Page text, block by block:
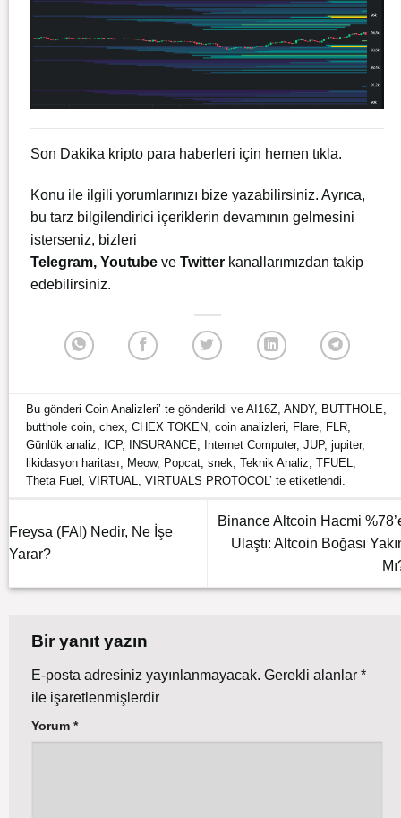
Son Dakika kripto para haberleri için hemen tıkla.
Konu ile ilgili yorumlarınızı bize yazabilirsiniz. Ayrıca,
bu tarz bilgilendirici içeriklerin devamının gelmesini
isterseniz, bizleri
Telegram, Youtube ve Twitter kanallarımızdan takip
edebilirsiniz.
Bu gönderiCoin Analizleri’ te gönderildi veAI16Z ,ANDY, BUTTHOLE
butthole coin ,chex ,CHEX TOKEN ,coin analizleri Flare FLR
Günlük analiz
ICP, INSURANCE Internet Computer,JUP,jupiter,
likidasyon haritası
Meow, Popcat ,snek ,Teknik Analiz ,TFUEL
Theta Fuel
,VIRTUAL ,VIRTUALS PROTOCOL’ te etiketlendi.
Freysa (FAI) Nedir, Ne İşe
Yarar?
Binance Altcoin Hacmi
Ulaştı: Altcoin Boğası
Bir yanıt yazın
E-posta adresiniz yayınlanmayacak. Gerekli alanlar *
ile işaretlenmişlerdir
Yorum *